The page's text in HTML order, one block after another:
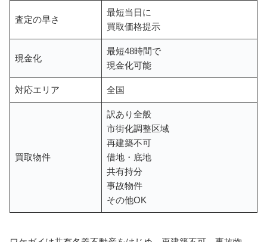
査定の早さ
最短当日に
買取価格提示
現金化
最短48時間で
現金化可能
対応エリア 全国
買取物件
訳あり全般
市街化調整区域
再建築不可
借地・底地
共有持分
事故物件
その他OK